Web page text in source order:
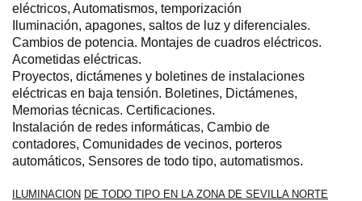
eléctricos, Automatismos, temporización
Iluminación, apagones, saltos de luz y diferenciales.
Cambios de potencia. Montajes de cuadros eléctricos.
Acometidas eléctricas.
Proyectos, dictámenes y boletines de instalaciones
eléctricas en baja tensión. Boletines, Dictámenes,
Memorias técnicas. Certificaciones.
Instalación de redes informáticas, Cambio de
contadores, Comunidades de vecinos, porteros
automáticos, Sensores de todo tipo, automatismos.
ILUMINACION DE TODO TIPO EN LA ZONA DE SEVILLA NORTE